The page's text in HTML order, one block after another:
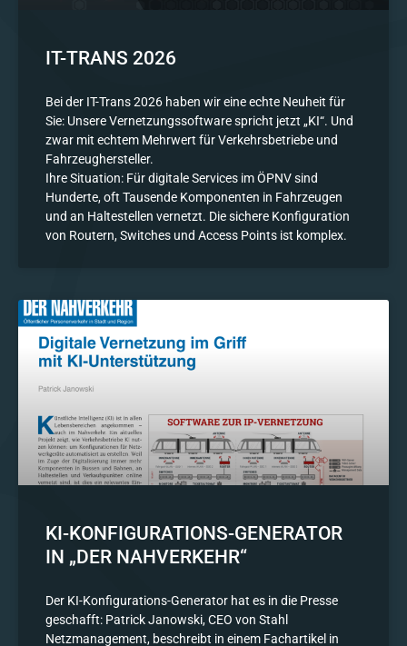
IT-TRANS 2026
Bei der IT-Trans 2026 haben wir eine echte Neuheit für
Sie: Unsere Vernetzungssoftware spricht jetzt „KI“. Und
zwar mit echtem Mehrwert für Verkehrsbetriebe und
Fahrzeughersteller.
Ihre Situation: Für digitale Services im ÖPNV sind
Hunderte, oft Tausende Komponenten in Fahrzeugen
und an Haltestellen vernetzt. Die sichere Konfiguration
von Routern, Switches und Access Points ist komplex.
KI-KONFIGURATIONS-GENERATOR
IN „DER NAHVERKEHR“
Der KI-Konfigurations-Generator hat es in die Presse
geschafft: Patrick Janowski, CEO von Stahl
Netzmanagement, beschreibt in einem Fachartikel in